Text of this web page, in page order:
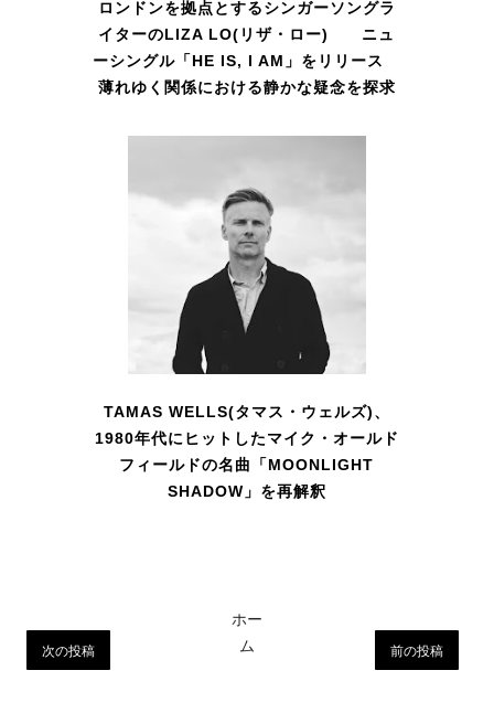
ロンドンを拠点とするシンガーソングラ
イターのLIZA LO(リザ・ロー) ニュ
ーシングル「HE IS, I AM」をリリース
薄れゆく関係における静かな疑念を探求
TAMAS WELLS(タマス・ウェルズ)、
1980年代にヒットしたマイク・オールド
フィールドの名曲「MOONLIGHT
SHADOW」を再解釈
次の投稿 前の投稿
ホー
ム